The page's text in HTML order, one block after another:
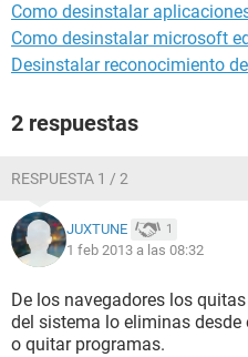
Como desinstalar
Como desinstalar microsoft
Desinstalar reconocimiento
2 respuestas
RESPUESTA 1 / 2
JUXTUNE 1
1 feb 2013 a las 08:32
De los navegadores los
del sistema lo eliminas desde
o quitar programas.